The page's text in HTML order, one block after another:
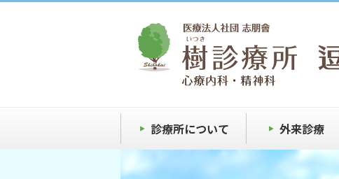
診療所について 外来診療